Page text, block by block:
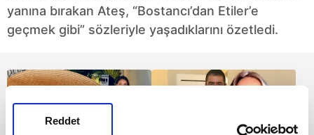
Reddet
yanına bırakan Ateş, “Bostancı’dan Etiler’e
geçmek gibi” sözleriyle yaşadıklarını özetledi.